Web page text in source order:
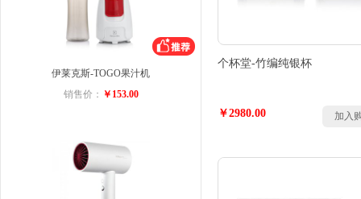
伊莱克斯-TOGO果汁机
销售价： ￥153.00
个杯堂-竹编纯银杯
￥2980.00 加入